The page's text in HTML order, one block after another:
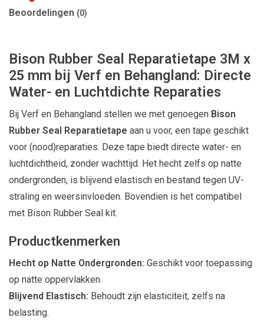
Beoordelingen (0)
Bison Rubber Seal Reparatietape 3M x
25 mm bij Verf en Behangland: Directe
Water- en Luchtdichte Reparaties
Bij Verf en Behangland stellen we met genoegen Bison
Rubber Seal Reparatietape aan u voor, een tape geschikt
voor (nood)reparaties. Deze tape biedt directe water- en
luchtdichtheid, zonder wachttijd. Het hecht zelfs op natte
ondergronden, is blijvend elastisch en bestand tegen UV-
straling en weersinvloeden. Bovendien is het compatibel
met Bison Rubber Seal kit.
Productkenmerken
Hecht op Natte Ondergronden: Geschikt voor toepassing
op natte oppervlakken.
Blijvend Elastisch: Behoudt zijn elasticiteit, zelfs na
belasting.